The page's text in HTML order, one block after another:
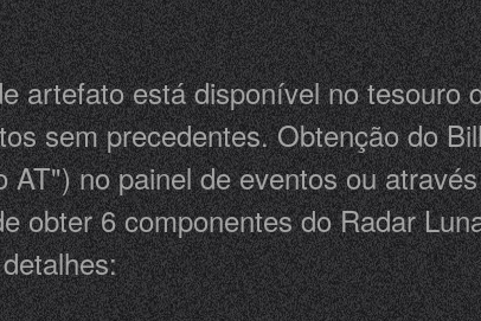
artefato está disponível no tesouro
sem precedentes. Obtenção do
no painel de eventos ou
obter 6 componentes do Radar